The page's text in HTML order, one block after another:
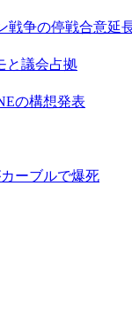
争の停戦合意延
と議会占拠
の構想発表
ーブルで爆死